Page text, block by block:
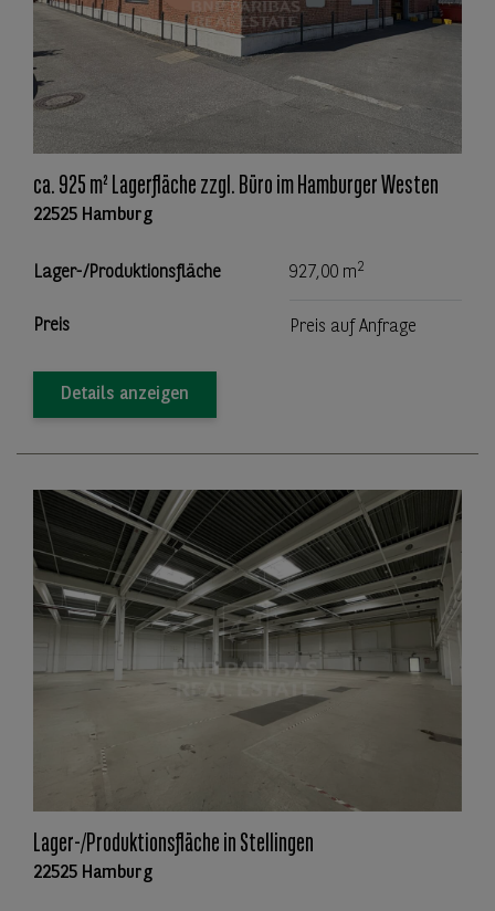
ca. 925 m² Lagerfläche zzgl. Büro im Hamburger Westen
22525 Hamburg
Lager-/Produktionsfläche 927,00 m2
Preis Preis auf Anfrage
Details anzeigen
Lager-/Produktionsfläche in Stellingen
22525 Hamburg